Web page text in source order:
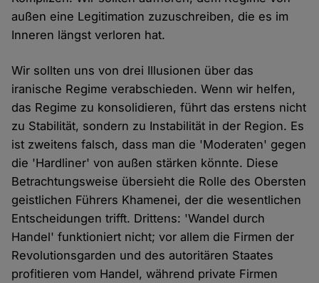
außen eine Legitimation zuzuschreiben, die es im
Inneren längst verloren hat.
Wir sollten uns von drei Illusionen über das
iranische Regime verabschieden. Wenn wir helfen,
das Regime zu konsolidieren, führt das erstens nicht
zu Stabilität, sondern zu Instabilität in der Region. Es
ist zweitens falsch, dass man die 'Moderaten' gegen
die 'Hardliner' von außen stärken könnte. Diese
Betrachtungsweise übersieht die Rolle des Obersten
geistlichen Führers Khamenei, der die wesentlichen
Entscheidungen trifft. Drittens: 'Wandel durch
Handel' funktioniert nicht; vor allem die Firmen der
Revolutionsgarden und des autoritären Staates
profitieren vom Handel, während private Firmen